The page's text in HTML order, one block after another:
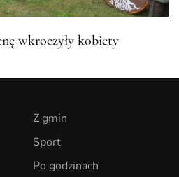
wkroczyły kobiety
Z gmin
Sport
Po godzinach